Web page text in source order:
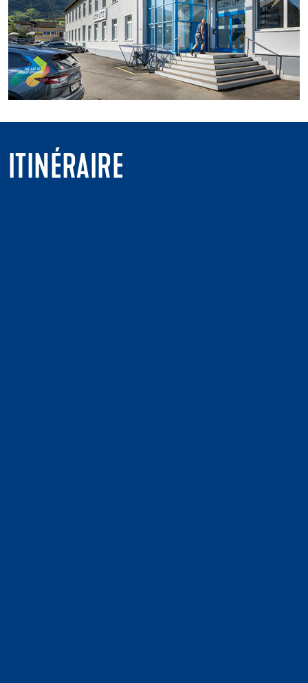
ITINÉRAIRE